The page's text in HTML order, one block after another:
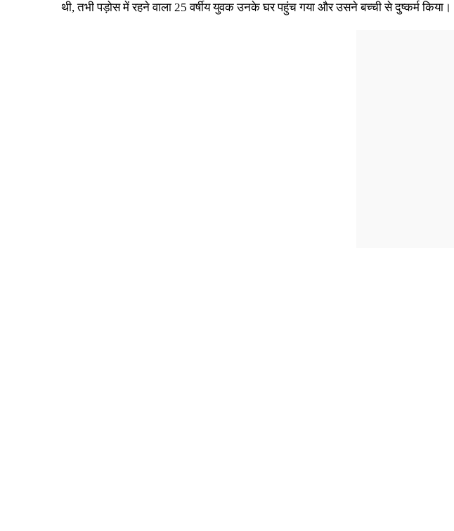
थी, तभी पड़ोस में रहने वाला 25 वर्षीय युवक उनके घर पहुंच गया और उसने बच्ची से दुष्कर्म किया।